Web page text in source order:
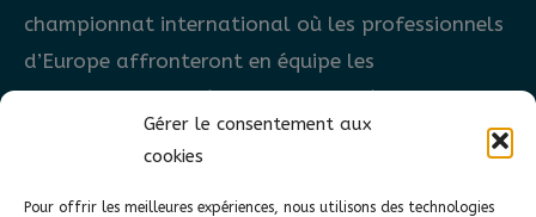
Gérer le consentement aux
cookies
Pour offrir les meilleures expériences, nous utilisons des technologies
championnat international où les professionnels
d’Europe affronteront en équipe les
professionnels Américains. Chaque équipe sera
constituée de 5 joueurs. La Fédération
Américaine de Go (AGA) s’allient dans cet